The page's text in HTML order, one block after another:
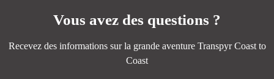
Vous avez des questions ?
Recevez des informations sur la grande aventure Transpyr Coast to
Coast